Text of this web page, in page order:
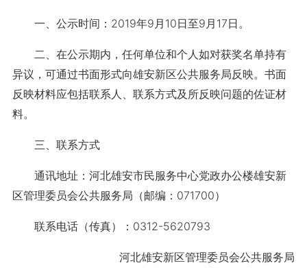
一、公示时间：2019年9月10日至9月17日。
二、在公示期内，任何单位和个人如对获奖名单持有
异议，可通过书面形式向雄安新区公共服务局反映。书面
反映材料应包括联系人、联系方式及所反映问题的佐证材
料。
三、联系方式
通讯地址：河北雄安市民服务中心党政办公楼雄安新
区管理委员会公共服务局（邮编：071700）
联系电话（传真）：0312-5620793
河北雄安新区管理委员会公共服务局